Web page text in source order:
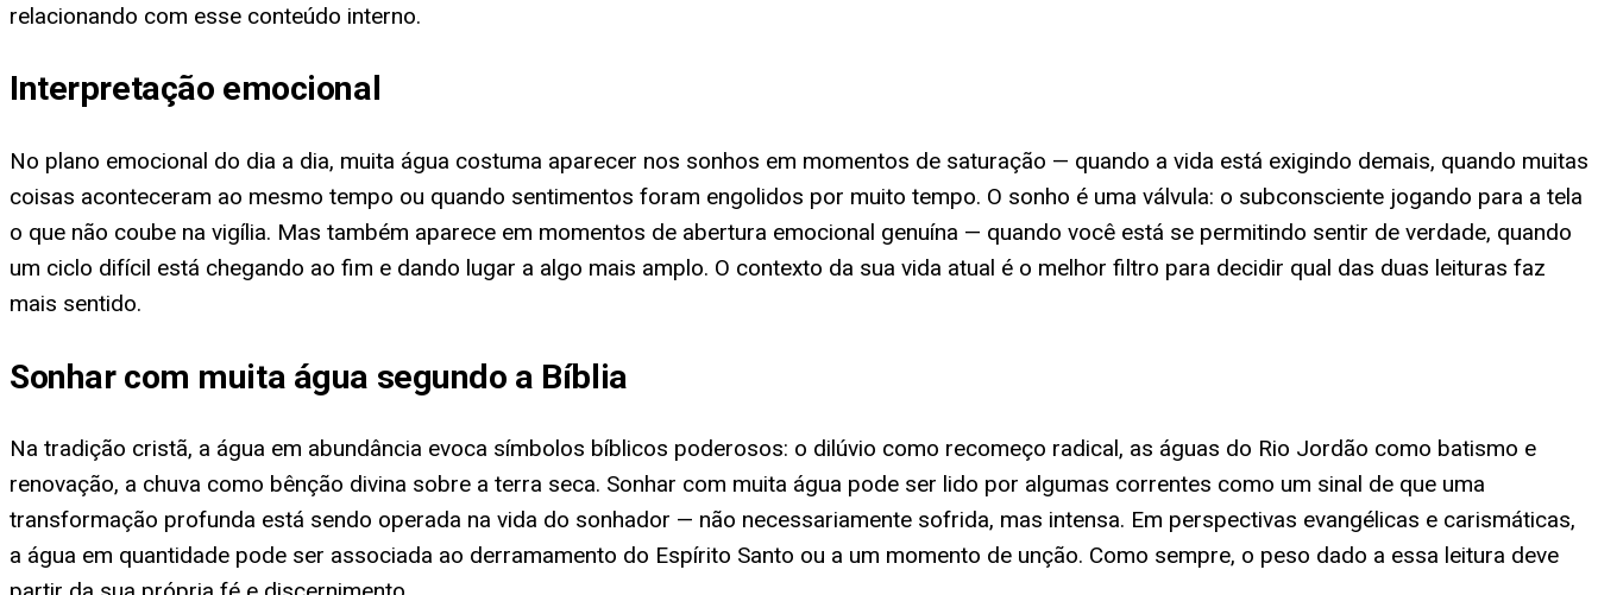
relacionando com esse conteúdo interno.
Interpretação emocional
No plano emocional do dia a dia, muita água costuma aparecer nos sonhos em momentos de saturação — quando a vida está exigindo demais, quando muitas
coisas aconteceram ao mesmo tempo ou quando sentimentos foram engolidos por muito tempo. O sonho é uma válvula: o subconsciente jogando para a tela
o que não coube na vigília. Mas também aparece em momentos de abertura emocional genuína — quando você está se permitindo sentir de verdade, quando
um ciclo difícil está chegando ao fim e dando lugar a algo mais amplo. O contexto da sua vida atual é o melhor filtro para decidir qual das duas leituras faz
mais sentido.
Sonhar com muita água segundo a Bíblia
Na tradição cristã, a água em abundância evoca símbolos bíblicos poderosos: o dilúvio como recomeço radical, as águas do Rio Jordão como batismo e
renovação, a chuva como bênção divina sobre a terra seca. Sonhar com muita água pode ser lido por algumas correntes como um sinal de que uma
transformação profunda está sendo operada na vida do sonhador — não necessariamente sofrida, mas intensa. Em perspectivas evangélicas e carismáticas,
a água em quantidade pode ser associada ao derramamento do Espírito Santo ou a um momento de unção. Como sempre, o peso dado a essa leitura deve